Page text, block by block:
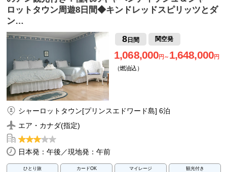
ロットタウン周遊8日間◆キンドレッドスピリッツとダ
ン…
8日間 関空発
1,068,000円～ 1,648,000円
（燃油込）
シャーロットタウン[プリンスエドワード島] 6泊
エア・カナダ(指定)
日本発：午後／現地発：午前
ひとり旅 カードOK マイレージ 観光付き